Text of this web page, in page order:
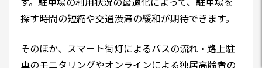
探す時間の短縮や交通渋滞の緩和が期待できます。
そのほか、スマート街灯によるバスの流れ・路上駐
車のモニタリングやオンラインによる独居高齢者の